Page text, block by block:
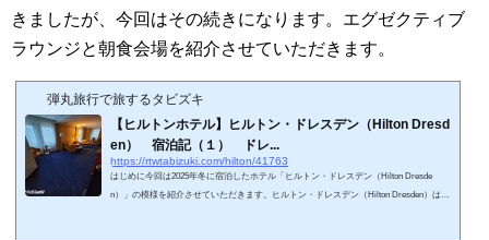
きましたが、今回はその続きになります。エグゼクティブ
ラウンジと朝食会場を紹介させていただきます。
弾丸旅行で旅するタビズキ
【ヒルトンホテル】ヒルトン・ドレスデン（Hilton Dresd
en） 宿泊記（１） ドレ...
https://rtwtabizuki.com/hilton/41763
はじめに今回は2025年冬に宿泊したホテル「ヒルトン・ドレスデン（Hilton Dresde
n）」の模様を紹介させていただきます。ヒルトン・ドレスデン（Hilton Dresden）は19